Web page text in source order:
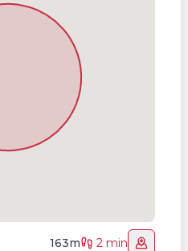
163m 2 min